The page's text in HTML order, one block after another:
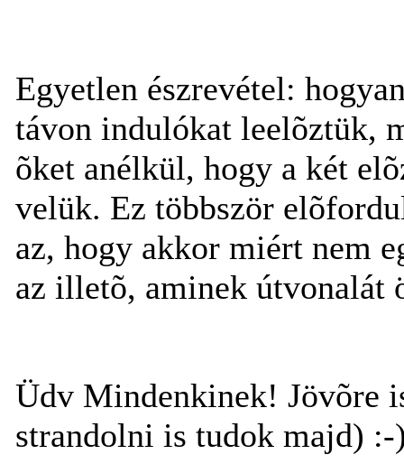
Egyetlen észrevétel:
távon indulókat leelõztük,
õket anélkül, hogy a két
velük. Ez többször
az, hogy akkor miért nem
az illetõ, aminek útvonalát
Üdv Mindenkinek! Jövõre
strandolni is tudok majd) :-